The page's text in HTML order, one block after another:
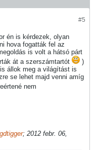
#5
én is kérdezek, olyan
hova fogatták fel az
is volt a hátsó párt
át a szerszámtartót
)
állok meg a világítást is
se lehet majd venni amíg
nem
; 2012 febr. 06,